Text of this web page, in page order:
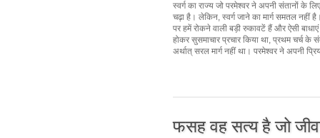
स्वर्ग का राज्य जो परमेश्वर ने अपनी संतानों के
चढ़ा है। लेकिन, स्वर्ग जाने का मार्ग समतल नहीं
पर हमें रोकने वाली बड़ी रुकावटें हैं और ऐसी
होकर सुसमाचार प्रचार किया था, प्रथम चर्च के
अर्थात् सरल मार्ग नहीं था। परमेश्वर ने अपनी
फसह वह सत्य है जो